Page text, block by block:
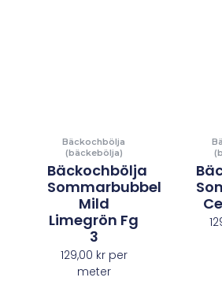
Bäckochbölja
(bäckebölja)
Bäckochbölja
Sommarbubbel
Mild
Limegrön Fg
3
129,00 krper
meter